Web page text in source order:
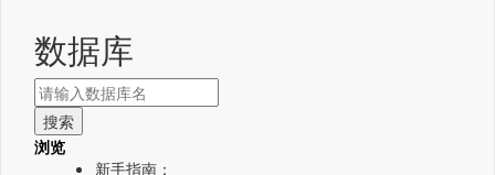
数据库
浏览
新手指南：